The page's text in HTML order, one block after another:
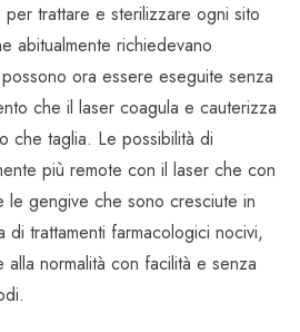
trattare e sterilizzare ogni sito
abitualmente richiedevano
ora essere eseguite senza
che il laser coagula e cauterizza
che taglia. Le possibilità di
più remote con il laser che con
le gengive che sono cresciute in
trattamenti farmacologici nocivi,
normalità con facilità e senza